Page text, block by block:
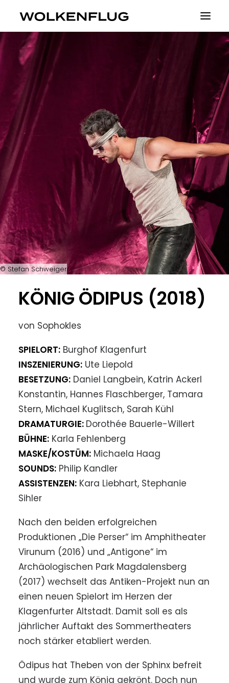
Theater
Fluid Identities
Visible
Projekte
About
Tickets
© Stefan Schweiger
KÖNIG ÖDIPUS (2018)
von Sophokles
SPIELORT: Burghof Klagenfurt
INSZENIERUNG: Ute Liepold
BESETZUNG: Daniel Langbein, Katrin Ackerl
Konstantin, Hannes Flaschberger, Tamara
Stern, Michael Kuglitsch, Sarah Kühl
DRAMATURGIE: Dorothée Bauerle-Willert
BÜHNE: Karla Fehlenberg
MASKE/KOSTÜM: Michaela Haag
SOUNDS: Philip Kandler
ASSISTENZEN: Kara Liebhart, Stephanie
Sihler
Nach den beiden erfolgreichen
Produktionen „Die Perser“ im Amphitheater
Virunum (2016) und „Antigone“ im
Archäologischen Park Magdalensberg
(2017) wechselt das Antiken-Projekt nun an
einen neuen Spielort im Herzen der
Klagenfurter Altstadt. Damit soll es als
jährlicher Auftakt des Sommertheaters
noch stärker etabliert werden.
Ödipus hat Theben von der Sphinx befreit
und wurde zum König gekrönt. Doch nun